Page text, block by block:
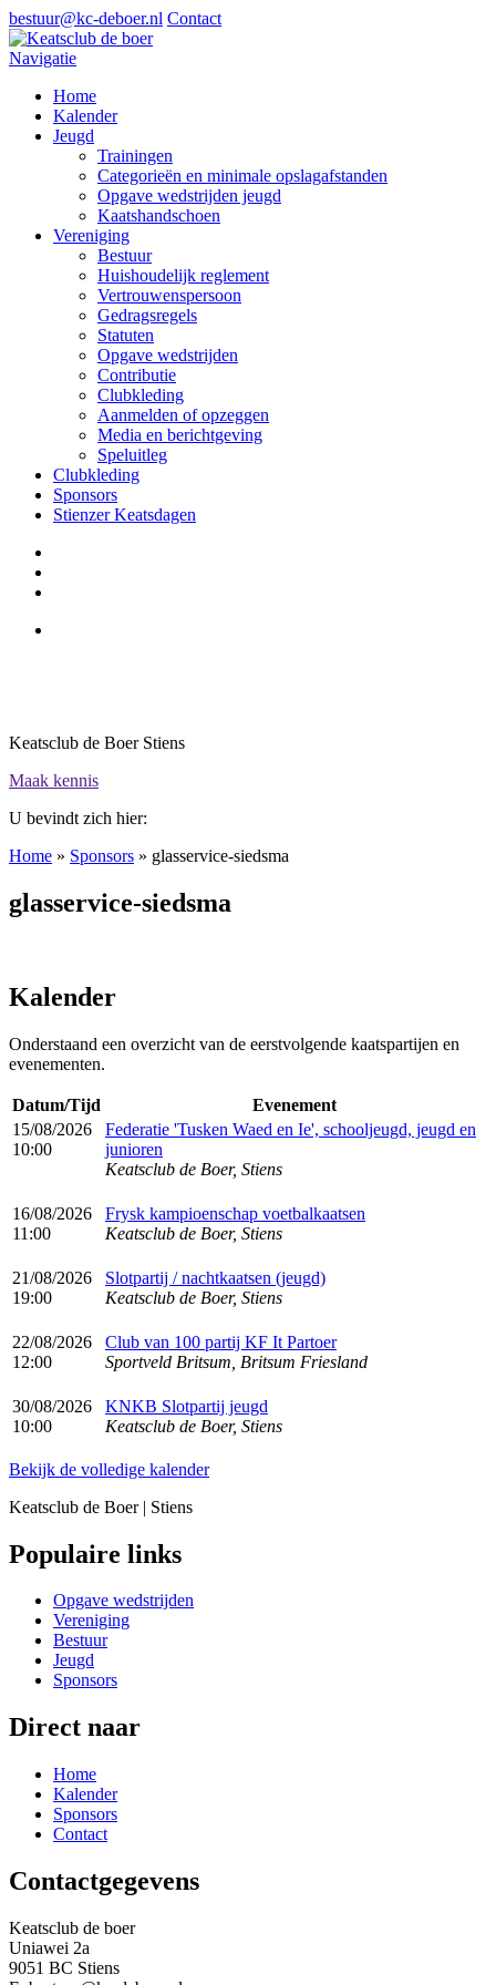
bestuur@kc-deboer.nl Contact
Navigatie
Home
Kalender
Jeugd
Trainingen
Categorieën en minimale opslagafstanden
Opgave wedstrijden jeugd
Kaatshandschoen
Vereniging
Bestuur
Huishoudelijk reglement
Vertrouwenspersoon
Gedragsregels
Statuten
Opgave wedstrijden
Contributie
Clubkleding
Aanmelden of opzeggen
Media en berichtgeving
Speluitleg
Clubkleding
Sponsors
Stienzer Keatsdagen
Keatsclub de Boer Stiens
Maak kennis
U bevindt zich hier:
Home » Sponsors » glasservice-siedsma
glasservice-siedsma
Kalender
Onderstaand een overzicht van de eerstvolgende kaatspartijen en
evenementen.
Datum/Tijd
Evenement
15/08/2026
10:00
Federatie 'Tusken Waed en Ie', schooljeugd, jeugd en
junioren
Keatsclub de Boer, Stiens
16/08/2026
11:00
Frysk kampioenschap voetbalkaatsen
Keatsclub de Boer, Stiens
21/08/2026
19:00
Slotpartij / nachtkaatsen (jeugd)
Keatsclub de Boer, Stiens
22/08/2026
12:00
Club van 100 partij KF It Partoer
Sportveld Britsum, Britsum Friesland
30/08/2026
10:00
KNKB Slotpartij jeugd
Keatsclub de Boer, Stiens
Bekijk de volledige kalender
Keatsclub de Boer | Stiens
Populaire links
Opgave wedstrijden
Vereniging
Bestuur
Jeugd
Sponsors
Direct naar
Home
Kalender
Sponsors
Contact
Contactgegevens
Keatsclub de boer
Uniawei 2a
9051 BC Stiens